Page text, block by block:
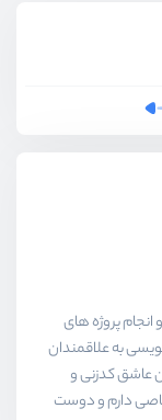
و انجام پروژه های
به علاقمندان
عاشق کدزنی و
دارم و دوست